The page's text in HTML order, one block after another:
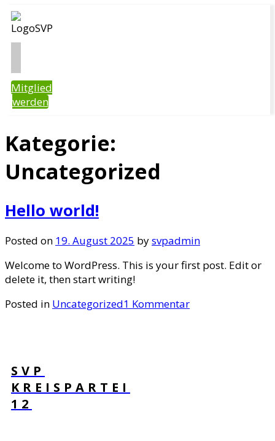
Mitglied
werden
Kategorie:
Uncategorized
Hello world!
Posted on 19. August 2025 bysvpadmin
Welcome to WordPress. This is your first post. Edit or
delete it, then start writing!
Posted in Uncategorized1 Kommentarzu
SVP
KREISPARTEI
12